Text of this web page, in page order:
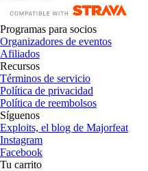
Programas para socios
Organizadores de eventos
Afiliados
Recursos
Términos de servicio
Política de privacidad
Política de reembolsos
Síguenos
Exploits, el blog de Majorfeat
Instagram
Facebook
Tu carrito